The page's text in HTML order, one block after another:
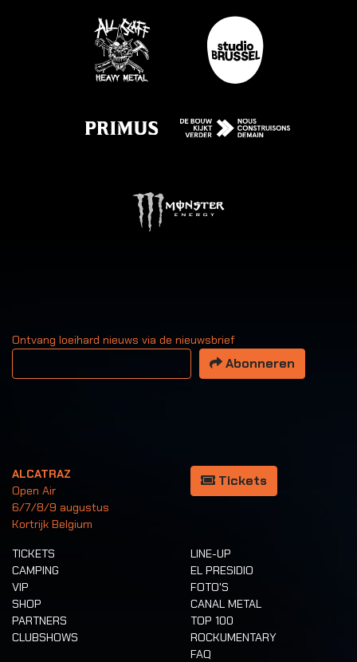
Ontvang loeihard nieuws via de nieuwsbrief
Uw email adres
Abonneren
ALCATRAZ
Open Air
6/7/8/9 augustus
Kortrijk Belgium
Tickets
TICKETS
CAMPING
VIP
SHOP
PARTNERS
CLUBSHOWS
LINE-UP
EL PRESIDIO
FOTO'S
CANAL METAL
TOP 100
ROCKUMENTARY
FAQ